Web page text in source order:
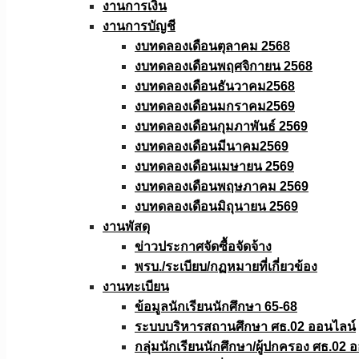
งานการเงิน
งานการบัญชี
งบทดลองเดือนตุลาคม 2568
งบทดลองเดือนพฤศจิกายน 2568
งบทดลองเดือนธันวาคม2568
งบทดลองเดือนมกราคม2569
งบทดลองเดือนกุมภาพันธ์ 2569
งบทดลองเดือนมีนาคม2569
งบทดลองเดือนเมษายน 2569
งบทดลองเดือนพฤษภาคม 2569
งบทดลองเดือนมิถุนายน 2569
งานพัสดุ
ข่าวประกาศจัดซื้อจัดจ้าง
พรบ./ระเบียบ/กฏหมายที่เกี่ยวข้อง
งานทะเบียน
ข้อมูลนักเรียนนักศึกษา 65-68
ระบบบริหารสถานศึกษา ศธ.02 ออนไลน์
กลุ่มนักเรียนนักศึกษา/ผู้ปกครอง ศธ.02